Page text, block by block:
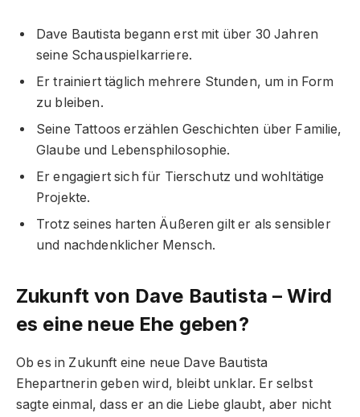
Dave Bautista begann erst mit über 30 Jahren
seine Schauspielkarriere.
Er trainiert täglich mehrere Stunden, um in Form
zu bleiben.
Seine Tattoos erzählen Geschichten über Familie,
Glaube und Lebensphilosophie.
Er engagiert sich für Tierschutz und wohltätige
Projekte.
Trotz seines harten Äußeren gilt er als sensibler
und nachdenklicher Mensch.
Zukunft von Dave Bautista – Wird
es eine neue Ehe geben?
Ob es in Zukunft eine neue Dave Bautista
Ehepartnerin geben wird, bleibt unklar. Er selbst
sagte einmal, dass er an die Liebe glaubt, aber nicht